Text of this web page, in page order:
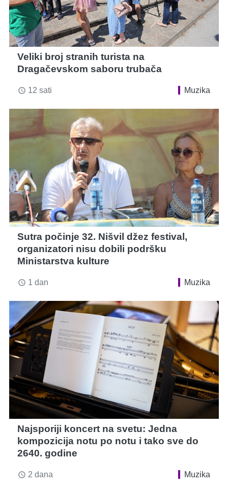
Veliki broj stranih turista na
Dragačevskom saboru trubača
access_time 12 sati Muzika
Sutra počinje 32. Nišvil džez festival,
organizatori nisu dobili podršku
Ministarstva kulture
access_time 1 dan Muzika
Najsporiji koncert na svetu: Jedna
kompozicija notu po notu i tako sve do
2640. godine
access_time 2 dana Muzika